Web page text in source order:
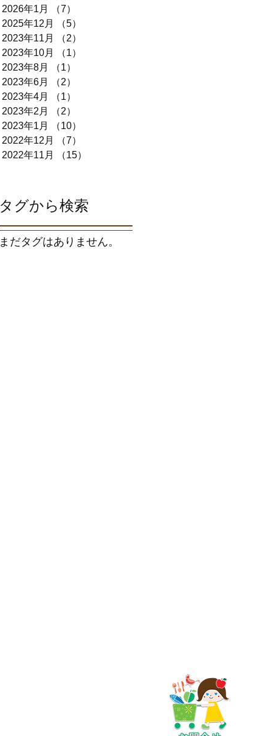
2026年1月
（7）
2025年12月
（5）
2023年11月
（2）
2023年10月
（1）
2023年8月
（1）
2023年6月
（2）
2023年4月
（1）
2023年2月
（2）
2023年1月
（10）
2022年12月
（7）
2022年11月
（15）
タグから検索
まだタグはありません。